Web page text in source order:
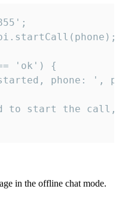
'ok') {
phone: ',
to start the
in the offline chat mode.